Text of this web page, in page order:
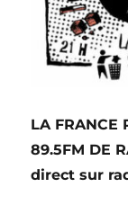
LA FRANCE
89.5FM DE
direct sur